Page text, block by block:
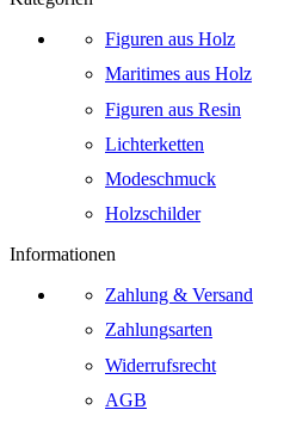
Figuren aus Holz
Maritimes aus Holz
Figuren aus Resin
Lichterketten
Modeschmuck
Holzschilder
Informationen
Zahlung & Versand
Zahlungsarten
Widerrufsrecht
AGB